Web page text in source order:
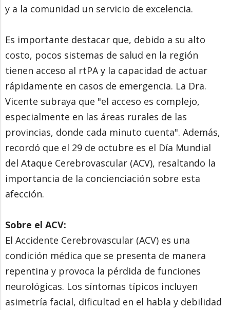
y a la comunidad un servicio de excelencia.
Es importante destacar que, debido a su alto
costo, pocos sistemas de salud en la región
tienen acceso al rtPA y la capacidad de actuar
rápidamente en casos de emergencia. La Dra.
Vicente subraya que "el acceso es complejo,
especialmente en las áreas rurales de las
provincias, donde cada minuto cuenta". Además,
recordó que el 29 de octubre es el Día Mundial
del Ataque Cerebrovascular (ACV), resaltando la
importancia de la concienciación sobre esta
afección.
Sobre el ACV:
El Accidente Cerebrovascular (ACV) es una
condición médica que se presenta de manera
repentina y provoca la pérdida de funciones
neurológicas. Los síntomas típicos incluyen
asimetría facial, dificultad en el habla y debilidad